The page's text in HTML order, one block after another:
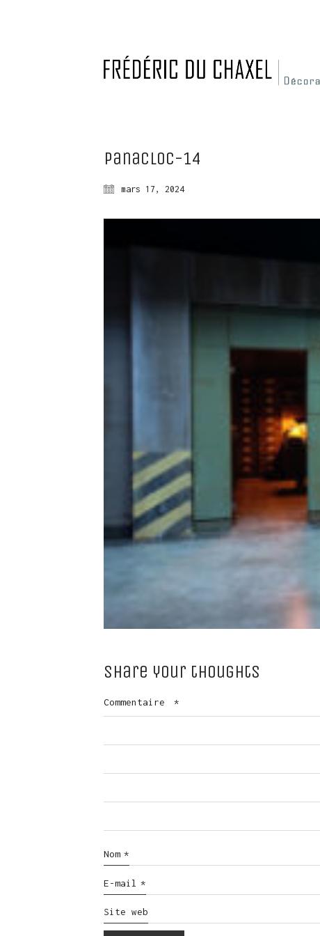
Panacloc-14
mars 17, 2024
Share your thoughts
Commentaire *
Nom *
E-mail *
Site web